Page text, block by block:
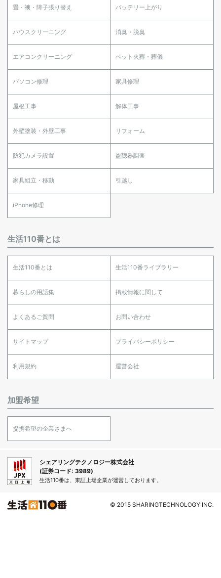
畳・襖・障子張り替え バッテリー上がり
ハウスクリーニング 消臭・脱臭
エアコンクリーニング ペット火葬・葬儀
パソコン修理 家具修理
屋根工事 解体工事
外壁塗装・外壁工事 リフォーム
防犯カメラ設置 盗聴器調査
家具組立・移動 引越し
iPhone修理
生活110番とは
生活110番とは 生活110番ライブラリー
暮らしの用語集 掲載情報に関して
よくあるご質問 お問い合わせ
サイトマップ プライバシーポリシー
利用規約 運営会社
加盟希望
提携希望の企業さまへ
シェアリングテクノロジー株式会社
(証券コード: 3989)
生活110番は、東証上場企業が運営しております。
© 2015 SHARINGTECHNOLOGY INC.